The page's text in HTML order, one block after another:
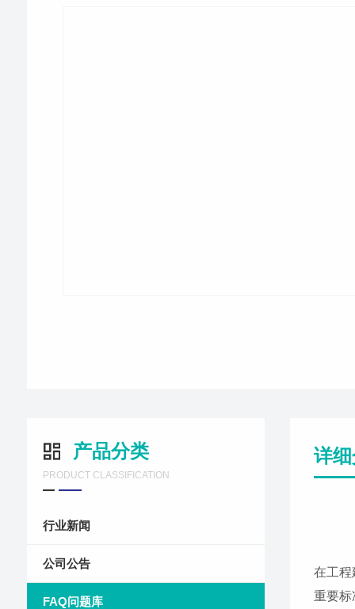
产品分类
PRODUCT CLASSIFICATION
行业新闻
公司公告
FAQ问题库
详
在工程
重要标